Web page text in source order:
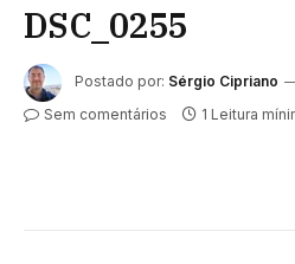
DSC_0255
Postado por: Sérgio Cipriano
Sem comentários
1 Leitura